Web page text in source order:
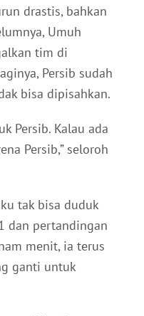
drastis, bahkan
Umuh
tim di
Persib sudah
bisa dipisahkan.
Persib. Kalau ada
Persib,” seloroh
tak bisa duduk
dan pertandingan
menit, ia terus
ganti untuk